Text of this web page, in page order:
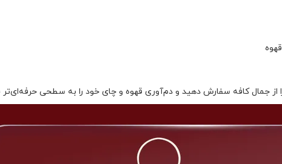
از جمال کافه سفارش دهید و دم‌آوری قهوه و چای خود را به سطحی حرفه‌ای‌تر